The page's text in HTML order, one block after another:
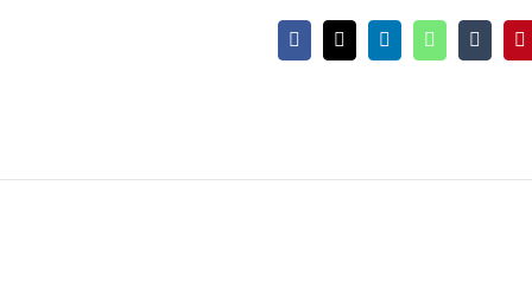
Facebook
X LinkedInWhatsAppTumblr